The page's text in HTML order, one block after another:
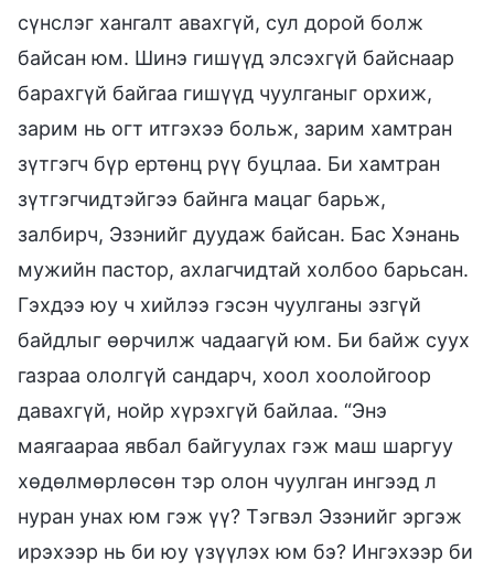
сүнслэг хангалт авахгүй, сул дорой болж
байсан юм. Шинэ гишүүд элсэхгүй байснаар
барахгүй байгаа гишүүд чуулганыг орхиж,
зарим нь огт итгэхээ больж, зарим хамтран
зүтгэгч бүр ертөнц рүү буцлаа. Би хамтран
зүтгэгчидтэйгээ байнга мацаг барьж,
залбирч, Эзэнийг дуудаж байсан. Бас Хэнань
мужийн пастор, ахлагчидтай холбоо барьсан.
Гэхдээ юу ч хийлээ гэсэн чуулганы эзгүй
байдлыг өөрчилж чадаагүй юм. Би байж суух
газраа ололгүй сандарч, хоол хоолойгоор
давахгүй, нойр хүрэхгүй байлаа. “Энэ
маягаараа явбал байгуулах гэж маш шаргуу
хөдөлмөрлөсөн тэр олон чуулган ингээд л
нуран унах юм гэж үү? Тэгвэл Эзэнийг эргэж
ирэхээр нь би юу үзүүлэх юм бэ? Ингэхээр би